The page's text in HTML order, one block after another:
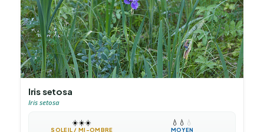
Iris setosa
Iris setosa
☀️☀️☀️
SOLEIL / MI-OMBRE
💧 💧 💧
MOYEN